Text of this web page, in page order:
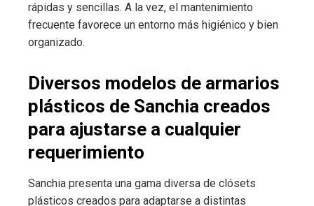
rápidas y sencillas. A la vez, el mantenimiento
frecuente favorece un entorno más higiénico y bien
organizado.
Diversos modelos de armarios
plásticos de Sanchia creados
para ajustarse a cualquier
requerimiento
Sanchia presenta una gama diversa de clósets
plásticos creados para adaptarse a distintas